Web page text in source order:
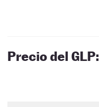
Precio del GLP: